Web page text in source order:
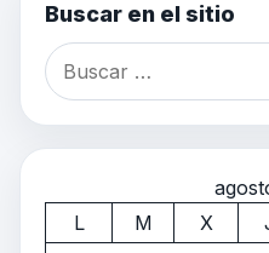
Buscar en el sitio
L
M X